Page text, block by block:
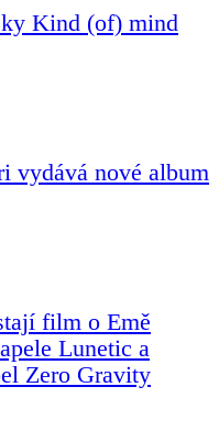
Kind (of) mind
vydává nové album
film o Emě
Lunetic a
Zero Gravity